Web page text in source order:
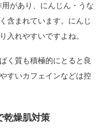
があり、にんじん・うな
含まれています。にんじ
入れやすいですよね。
く質も積極的にとると良
すいカフェインなどは控
乾燥肌対策